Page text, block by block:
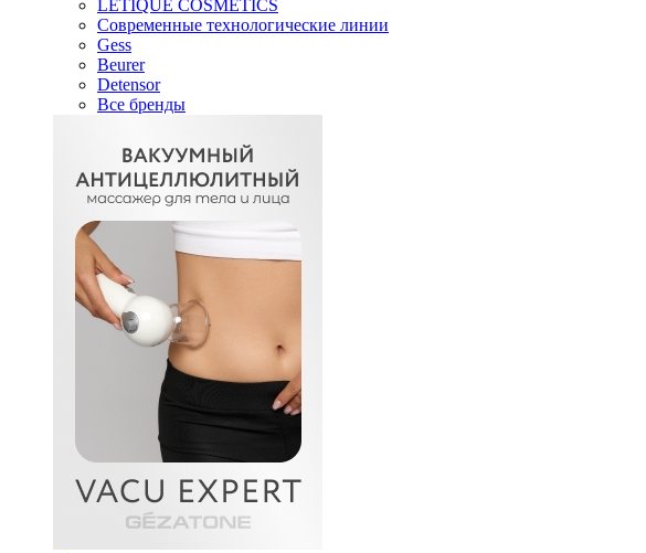
LETIQUE COSMETICS
Современные технологические линии
Gess
Beurer
Detensor
Все бренды